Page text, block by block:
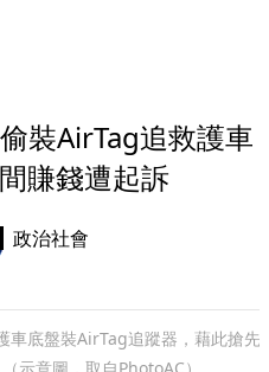
偷裝AirTag追救護
賺錢遭起訴
政治社會
車底盤裝AirTag追蹤器，藉此搶先